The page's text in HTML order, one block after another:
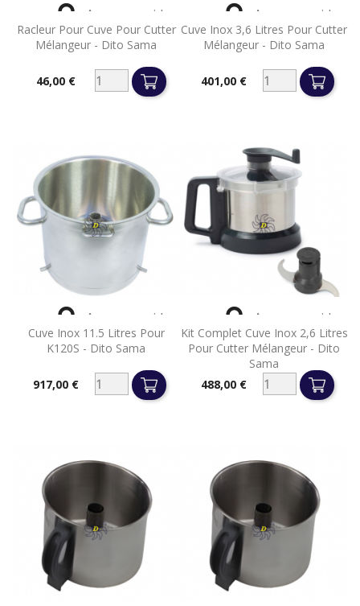
Racleur Pour Cuve Pour Cutter
Mélangeur - Dito Sama
Prix46,00 €
 Aperçu rapide
Cuve Inox 3,6 Litres Pour Cutter
Mélangeur - Dito Sama
Prix401,00 €
 Aperçu rapide
Cuve Inox 11.5 Litres Pour
K120S - Dito Sama
Prix917,00 €
 Aperçu rapide
Kit Complet Cuve Inox 2,6 Litres
Pour Cutter Mélangeur - Dito
Sama
Prix488,00 €
 Aperçu rapide